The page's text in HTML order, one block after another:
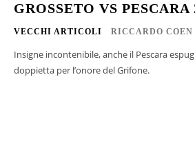
GROSSETO VS PESCARA
VECCHI ARTICOLI RICCARDO COEN
Insigne incontenibile, anche il Pescara
doppietta per l’onore del Grifone.